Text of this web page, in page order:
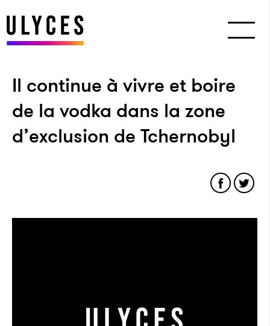
Il continue à vivre et boire
de la vodka dans la zone
d’exclusion de Tchernobyl